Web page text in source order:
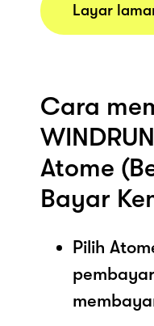
Layar
Cara
Atome
Bayar
Pilih